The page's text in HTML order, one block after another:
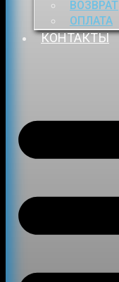
ВОЗВРАТ
ОПЛАТА
КОНТАКТЫ